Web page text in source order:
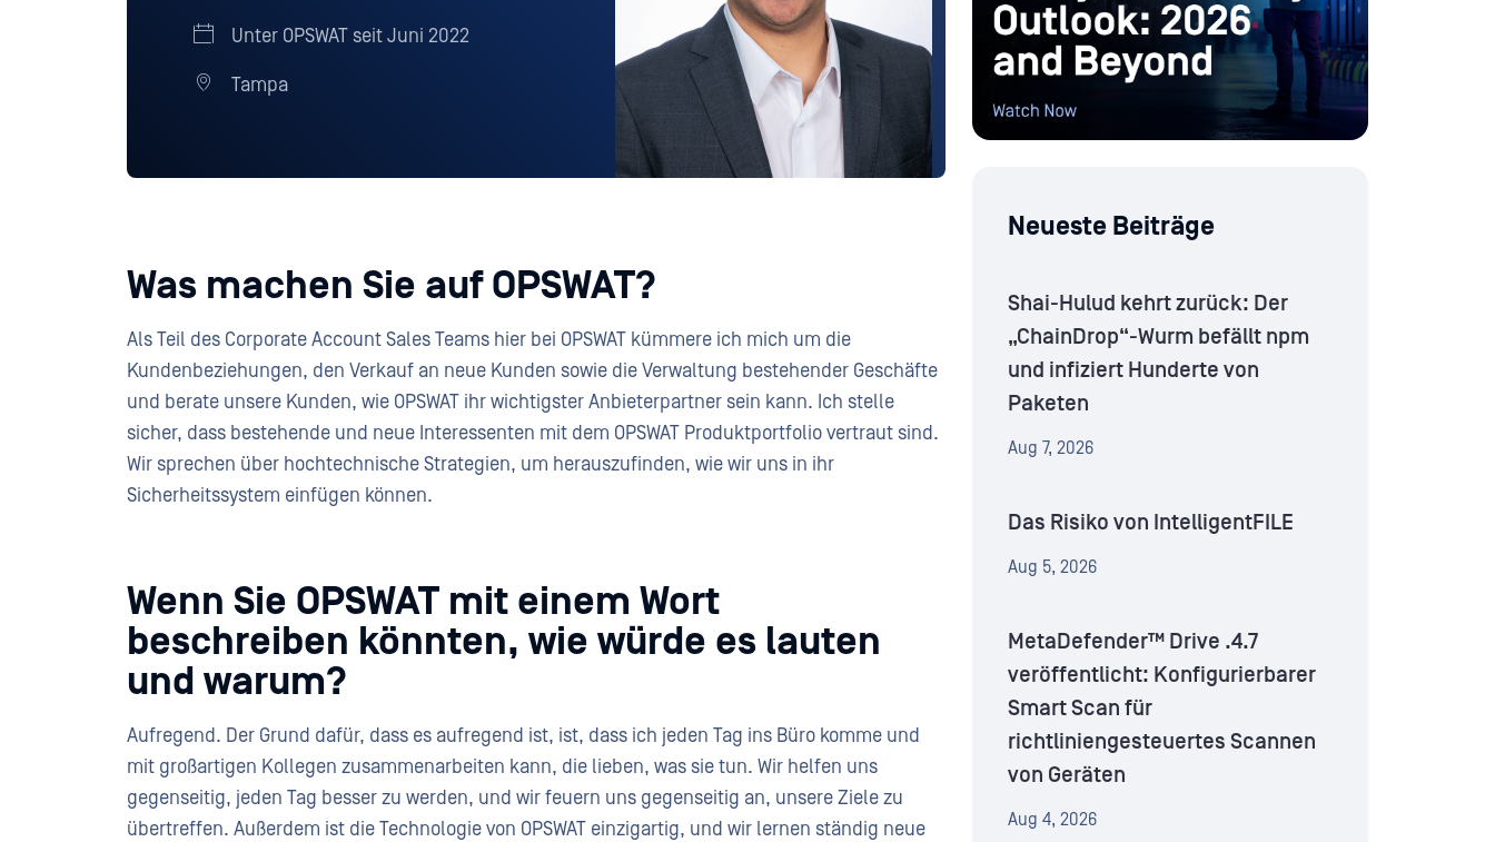
Unter OPSWAT seit Juni 2022
Tampa
Was machen Sie auf OPSWAT?
Als Teil des Corporate Account Sales Teams hier bei OPSWAT kümmere ich mich um die
Kundenbeziehungen, den Verkauf an neue Kunden sowie die Verwaltung bestehender Geschäfte
und berate unsere Kunden, wie OPSWAT ihr wichtigster Anbieterpartner sein kann. Ich stelle
sicher, dass bestehende und neue Interessenten mit dem OPSWAT Produktportfolio vertraut sind.
Wir sprechen über hochtechnische Strategien, um herauszufinden, wie wir uns in ihr
Sicherheitssystem einfügen können.
Wenn Sie OPSWAT mit einem Wort
beschreiben könnten, wie würde es lauten
und warum?
Aufregend. Der Grund dafür, dass es aufregend ist, ist, dass ich jeden Tag ins Büro komme und
mit großartigen Kollegen zusammenarbeiten kann, die lieben, was sie tun. Wir helfen uns
gegenseitig, jeden Tag besser zu werden, und wir feuern uns gegenseitig an, unsere Ziele zu
übertreffen. Außerdem ist die Technologie von OPSWAT einzigartig, und wir lernen ständig neue
Neueste Beiträge
Shai-Hulud kehrt zurück: Der
„ChainDrop“-Wurm befällt npm
und infiziert Hunderte von
Paketen
Aug 7, 2026
Das Risiko von IntelligentFILE
Aug 5, 2026
MetaDefender™ Drive .4.7
veröffentlicht: Konfigurierbarer
Smart Scan für
richtliniengesteuertes Scannen
von Geräten
Aug 4, 2026